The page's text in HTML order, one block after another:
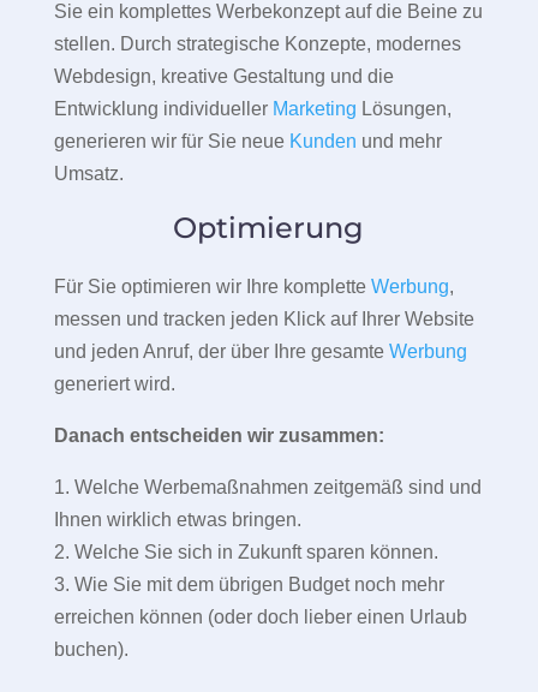
Sie ein komplettes Werbekonzept auf die Beine zu
stellen. Durch strategische Konzepte, modernes
Webdesign, kreative Gestaltung und die
Entwicklung individueller Marketing Lösungen,
generieren wir für Sie neue Kunden und mehr
Umsatz.
Optimierung
Für Sie optimieren wir Ihre komplette Werbung,
messen und tracken jeden Klick auf Ihrer Website
und jeden Anruf, der über Ihre gesamte Werbung
generiert wird.
Danach entscheiden wir zusammen:
1. Welche Werbemaßnahmen zeitgemäß sind und
Ihnen wirklich etwas bringen.
2. Welche Sie sich in Zukunft sparen können.
3. Wie Sie mit dem übrigen Budget noch mehr
erreichen können (oder doch lieber einen Urlaub
buchen).